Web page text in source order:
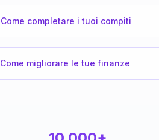
Come completare i tuoi compiti
Come migliorare le tue finanze